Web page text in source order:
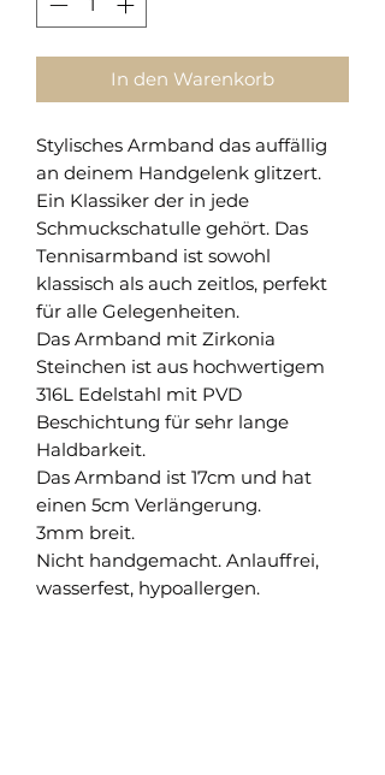
In den Warenkorb
Stylisches Armband das auffällig
an deinem Handgelenk glitzert.
Ein Klassiker der in jede
Schmuckschatulle gehört. Das
Tennisarmband ist sowohl
klassisch als auch zeitlos, perfekt
für alle Gelegenheiten.
Das Armband mit Zirkonia
Steinchen ist aus hochwertigem
316L Edelstahl mit PVD
Beschichtung für sehr lange
Haldbarkeit.
Das Armband ist 17cm und hat
einen 5cm Verlängerung.
3mm breit.
Nicht handgemacht. Anlauffrei,
wasserfest, hypoallergen.